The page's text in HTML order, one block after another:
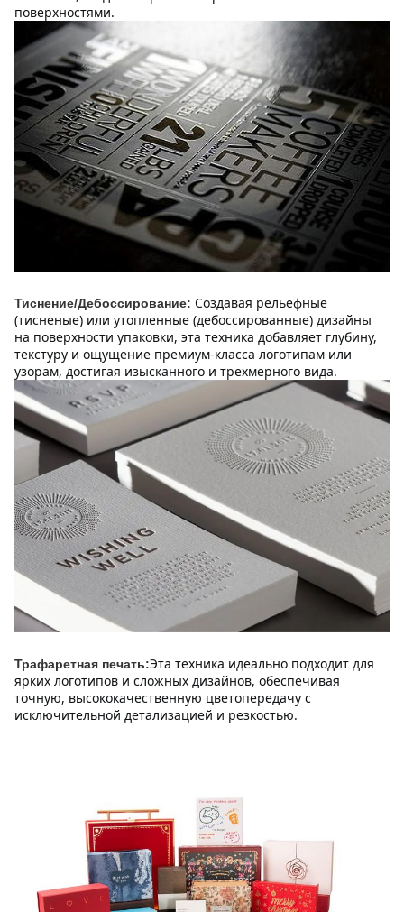
поверхностями.
Тиснение/Дебоссирование: Создавая рельефные
(тисненые) или утопленные (дебоссированные) дизайны
на поверхности упаковки, эта техника добавляет глубину,
текстуру и ощущение премиум-класса логотипам или
узорам, достигая изысканного и трехмерного вида.
Трафаретная печать:Эта техника идеально подходит для
ярких логотипов и сложных дизайнов, обеспечивая
точную, высококачественную цветопередачу с
исключительной детализацией и резкостью.